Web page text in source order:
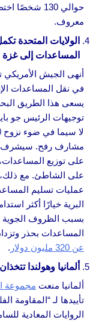
معروف.
الولايات المتحدة
المساعدات إلى غزة
أنهى الجيش
في نقل المساعدات
يسعى هذا الطريق
توجيهات الرئيس جو
مشارف رفح. سيشرف
على توزيع المساعدات،
على الشاطئ. مع ذلك،
عمليات تسليم
البرية خيارًا أكثر
بسبب الظروف الجوية
المساعدات بحذر
عن 320 مليون دولار
.
ألمانيا وهولندا
ألمانيا منعت مجموعة
تأييدها لـ “المقاومة
الروايات المعادية